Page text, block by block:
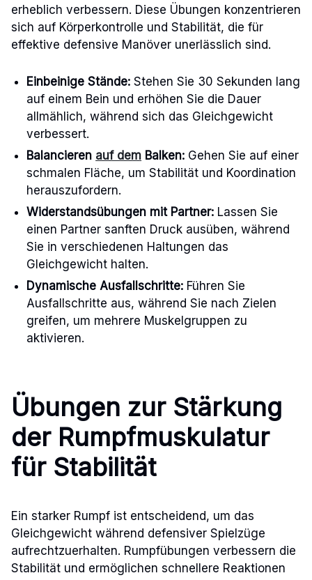
erheblich verbessern. Diese Übungen konzentrieren
sich auf Körperkontrolle und Stabilität, die für
effektive defensive Manöver unerlässlich sind.
Einbeinige Stände: Stehen Sie 30 Sekunden lang
auf einem Bein und erhöhen Sie die Dauer
allmählich, während sich das Gleichgewicht
verbessert.
Balancieren auf dem Balken: Gehen Sie auf einer
schmalen Fläche, um Stabilität und Koordination
herauszufordern.
Widerstandsübungen mit Partner: Lassen Sie
einen Partner sanften Druck ausüben, während
Sie in verschiedenen Haltungen das
Gleichgewicht halten.
Dynamische Ausfallschritte: Führen Sie
Ausfallschritte aus, während Sie nach Zielen
greifen, um mehrere Muskelgruppen zu
aktivieren.
Übungen zur Stärkung
der Rumpfmuskulatur
für Stabilität
Ein starker Rumpf ist entscheidend, um das
Gleichgewicht während defensiver Spielzüge
aufrechtzuerhalten. Rumpfübungen verbessern die
Stabilität und ermöglichen schnellere Reaktionen